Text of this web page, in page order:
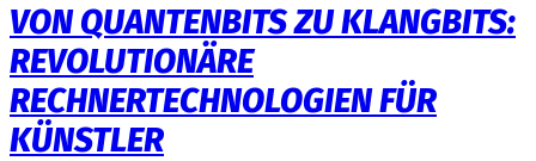
VON QUANTENBITS ZU KLANGBITS:
REVOLUTIONÄRE
RECHNERTECHNOLOGIEN FÜR
KÜNSTLER